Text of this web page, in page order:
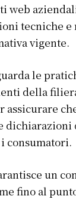
web
tecniche
vigente.
le
della
assicurare
consumatori.
un
fino al